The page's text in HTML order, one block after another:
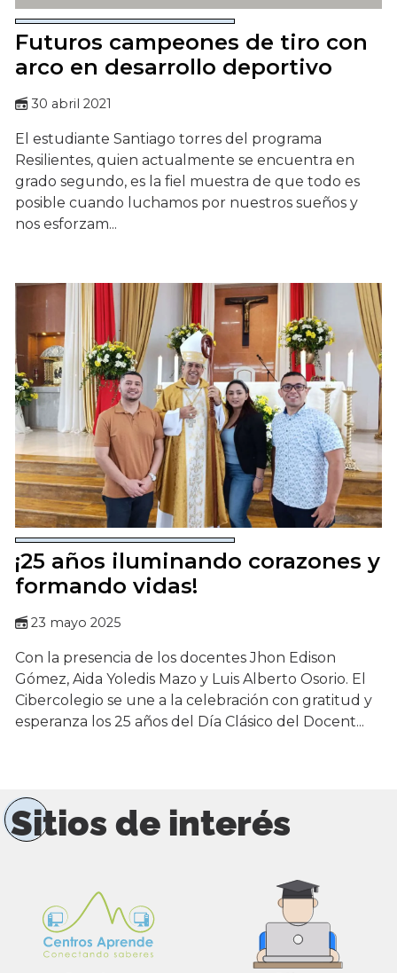
Futuros campeones de tiro con
arco en desarrollo deportivo
30 abril 2021
El estudiante Santiago torres del programa
Resilientes, quien actualmente se encuentra en
grado segundo, es la fiel muestra de que todo es
posible cuando luchamos por nuestros sueños y
nos esforzam...
¡25 años iluminando corazones y
formando vidas!
23 mayo 2025
Con la presencia de los docentes Jhon Edison
Gómez, Aida Yoledis Mazo y Luis Alberto Osorio. El
Cibercolegio se une a la celebración con gratitud y
esperanza los 25 años del Día Clásico del Docent...
Sitios de interés